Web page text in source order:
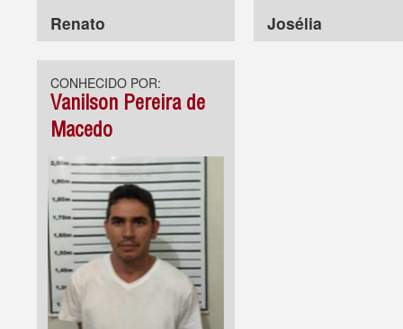
Renato Josélia
CONHECIDO POR:
Vanilson Pereira de
Macedo